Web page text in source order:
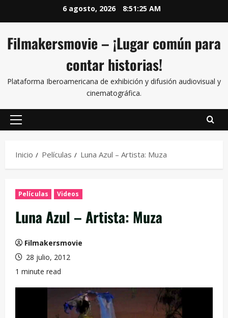
6 agosto, 2026 8:51:25 AM
Filmakersmovie – ¡Lugar común para
contar historias!
Plataforma Iberoamericana de exhibición y difusión audiovisual y
cinematográfica.
Inicio Películas Luna Azul – Artista: Muza
Películas Videos
Luna Azul – Artista: Muza
Filmakersmovie
28 julio, 2012
1 minute read